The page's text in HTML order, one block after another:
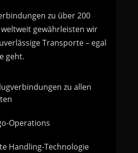
zu über 200
gewährleisten wir
Transporte – egal
geht.
zu allen
Operations
Handling-Technologie